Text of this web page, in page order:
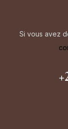
Si vous avez